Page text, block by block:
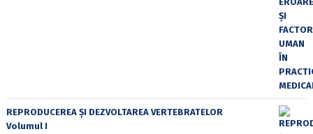
REPRODUCEREA ȘI DEZVOLTAREA VERTEBRATELOR
Volumul I